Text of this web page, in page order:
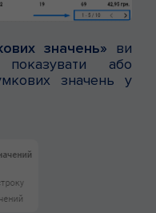
значень» ви
або
значень у